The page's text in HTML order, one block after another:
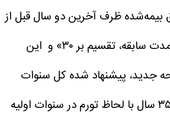
بیمه‌شده ظرف آخرین دو سال قبل از
درخواست، ضرب در مدت سابقه، تقسیم بر ۳۰» و این
جدید، پیشنهاد شده کل سنوات
بیمه‌پردازی تا سقف ۳۵ سال با لحاظ تورم در سنوات اولیه